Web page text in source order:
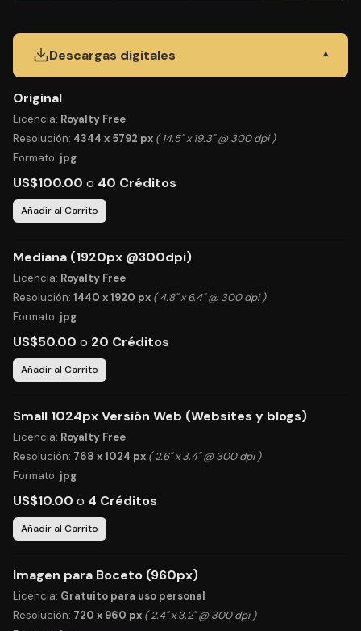
Descargas digitales ▾
Original
Licencia: Royalty Free
Resolución: 4344 x 5792 px ( 14.5" x 19.3" @ 300 dpi )
Formato: jpg
US$100.00 o 40 Créditos
Añadir al Carrito
Mediana (1920px @300dpi)
Licencia: Royalty Free
Resolución: 1440 x 1920 px ( 4.8" x 6.4" @ 300 dpi )
Formato: jpg
US$50.00 o 20 Créditos
Añadir al Carrito
Small 1024px Versión Web (Websites y blogs)
Licencia: Royalty Free
Resolución: 768 x 1024 px ( 2.6" x 3.4" @ 300 dpi )
Formato: jpg
US$10.00 o 4 Créditos
Añadir al Carrito
Imagen para Boceto (960px)
Licencia: Gratuito para uso personal
Resolución: 720 x 960 px ( 2.4" x 3.2" @ 300 dpi )